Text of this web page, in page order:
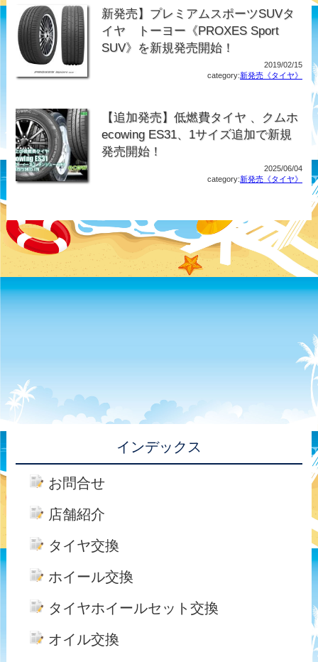
新発売】プレミアムスポーツSUVタ
イヤ トーヨー《PROXES Sport
SUV》を新規発売開始！
2019/02/15
category:新発売《タイヤ》
【追加発売】低燃費タイヤ 、クムホ
ecowing ES31、1サイズ追加で新規
発売開始！
2025/06/04
category:新発売《タイヤ》
インデックス
お問合せ
店舗紹介
タイヤ交換
ホイール交換
タイヤホイールセット交換
オイル交換